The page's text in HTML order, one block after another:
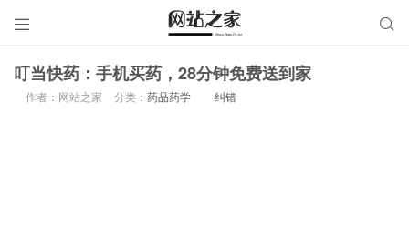
 
叮当快药：手机买药，28分钟免费送到家
作者：网站之家 分类： 药品药学 纠错